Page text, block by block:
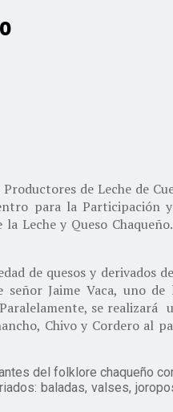
de Leche de
para la Participación
Leche y Queso
de quesos y derivados
Jaime Vaca, uno de
se realizará
Chivo y Cordero al
del folklore chaqueño
baladas, valses,